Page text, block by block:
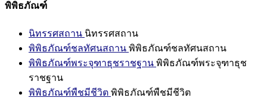
พิพิธภัณฑ์
นิทรรศสถาน นิทรรศสถาน
พิพิธภัณฑ์ชลทัศนสถาน พิพิธภัณฑ์ชลทัศนสถาน
พิพิธภัณฑ์พระจุฑาธุชราชฐาน พิพิธภัณฑ์พระจุฑาธุช
ราชฐาน
พิพิธภัณฑ์พืชมีชีวิต พิพิธภัณฑ์พืชมีชีวิต